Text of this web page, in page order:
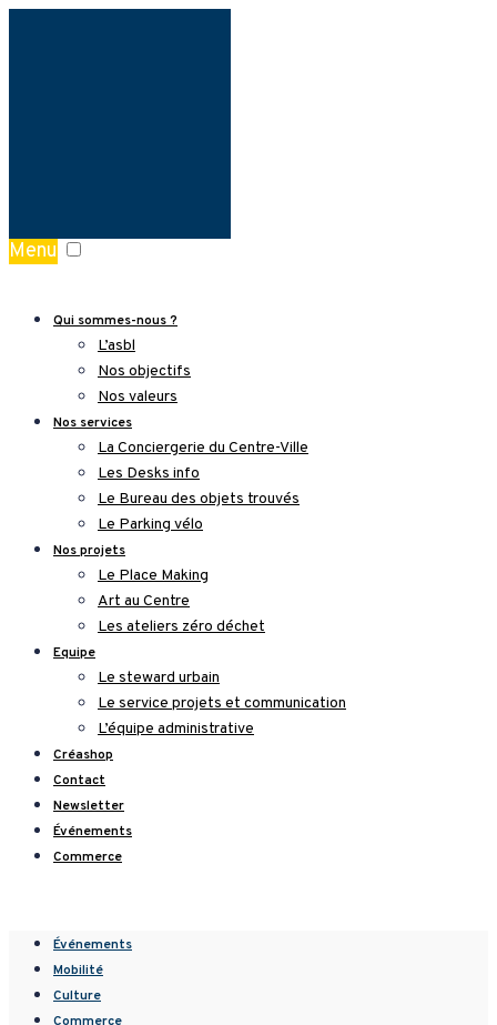
Menu
Qui sommes-nous ?
L’asbl
Nos objectifs
Nos valeurs
Nos services
La Conciergerie du Centre-Ville
Les Desks info
Le Bureau des objets trouvés
Le Parking vélo
Nos projets
Le Place Making
Art au Centre
Les ateliers zéro déchet
Equipe
Le steward urbain
Le service projets et communication
L’équipe administrative
Créashop
Contact
Newsletter
Événements
Commerce
Événements
Mobilité
Culture